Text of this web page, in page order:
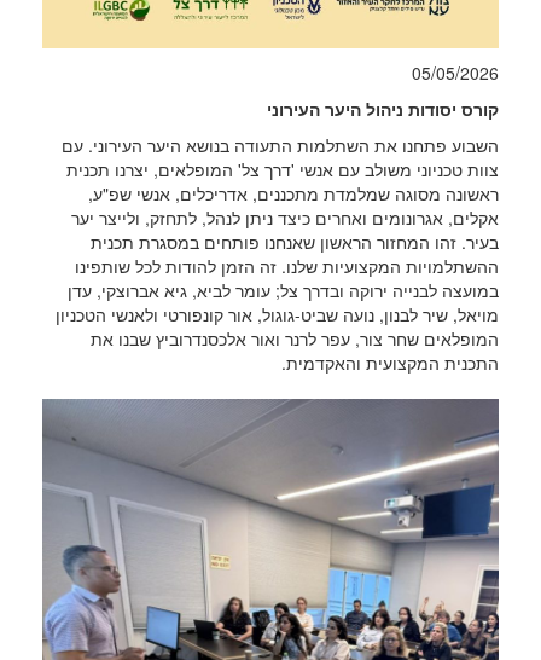
05/05/2026
קורס יסודות ניהול היער העירוני
השבוע פתחנו את השתלמות התעודה בנושא היער העירוני. עם
צוות טכניוני משולב עם אנשי 'דרך צל' המופלאים, יצרנו תכנית
ראשונה מסוגה שמלמדת מתכננים, אדריכלים, אנשי שפ"ע,
אקלים, אגרונומים ואחרים כיצד ניתן לנהל, לתחזק, ולייצר יער
בעיר. זהו המחזור הראשון שאנחנו פותחים במסגרת תכנית
ההשתלמויות המקצועיות שלנו. זה הזמן להודות לכל שותפינו
במועצה לבנייה ירוקה ובדרך צל; עומר לביא, גיא אברוצקי, עדן
מויאל, שיר לבנון, נועה שביט-גוגול, אור קונפורטי ולאנשי הטכניון
המופלאים שחר צור, עפר לרנר ואור אלכסנדרוביץ שבנו את
התכנית המקצועית והאקדמית.